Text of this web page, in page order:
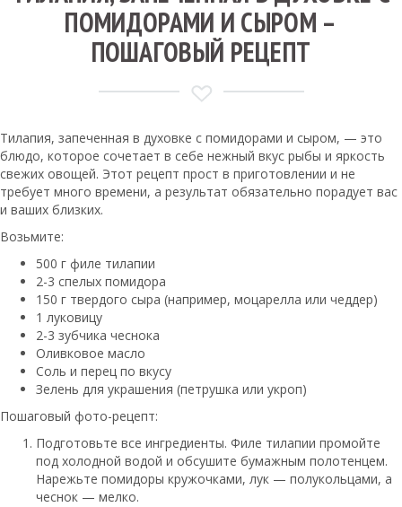
ПОМИДОРАМИ И СЫРОМ –
ПОШАГОВЫЙ РЕЦЕПТ
Тилапия, запеченная в духовке с помидорами и сыром, — это
блюдо, которое сочетает в себе нежный вкус рыбы и яркость
свежих овощей. Этот рецепт прост в приготовлении и не
требует много времени, а результат обязательно порадует вас
и ваших близких.
Возьмите:
500 г филе тилапии
2-3 спелых помидора
150 г твердого сыра (например, моцарелла или чеддер)
1 луковицу
2-3 зубчика чеснока
Оливковое масло
Соль и перец по вкусу
Зелень для украшения (петрушка или укроп)
Пошаговый фото-рецепт:
Подготовьте все ингредиенты. Филе тилапии промойте
под холодной водой и обсушите бумажным полотенцем.
Нарежьте помидоры кружочками, лук — полукольцами, а
чеснок — мелко.